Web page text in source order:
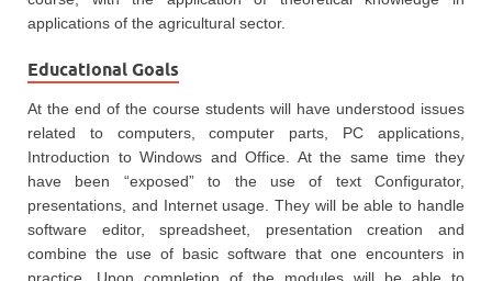
applications of the agricultural sector.
Educational Goals
At the end of the course students will have understood issues
related to computers, computer parts, PC applications,
Introduction to Windows and Office. At the same time they
have been “exposed” to the use of text Configurator,
presentations, and Internet usage. They will be able to handle
software editor, spreadsheet, presentation creation and
combine the use of basic software that one encounters in